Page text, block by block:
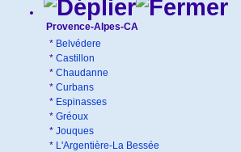
Provence-Alpes-CA
* Belvédere
* Castillon
* Chaudanne
* Curbans
* Espinasses
* Gréoux
* Jouques
* L'Argentière-La Bessée